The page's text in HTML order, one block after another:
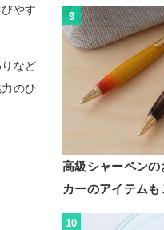
やす
など
のひ
9
高級シャーペン
カーのアイテムも
10